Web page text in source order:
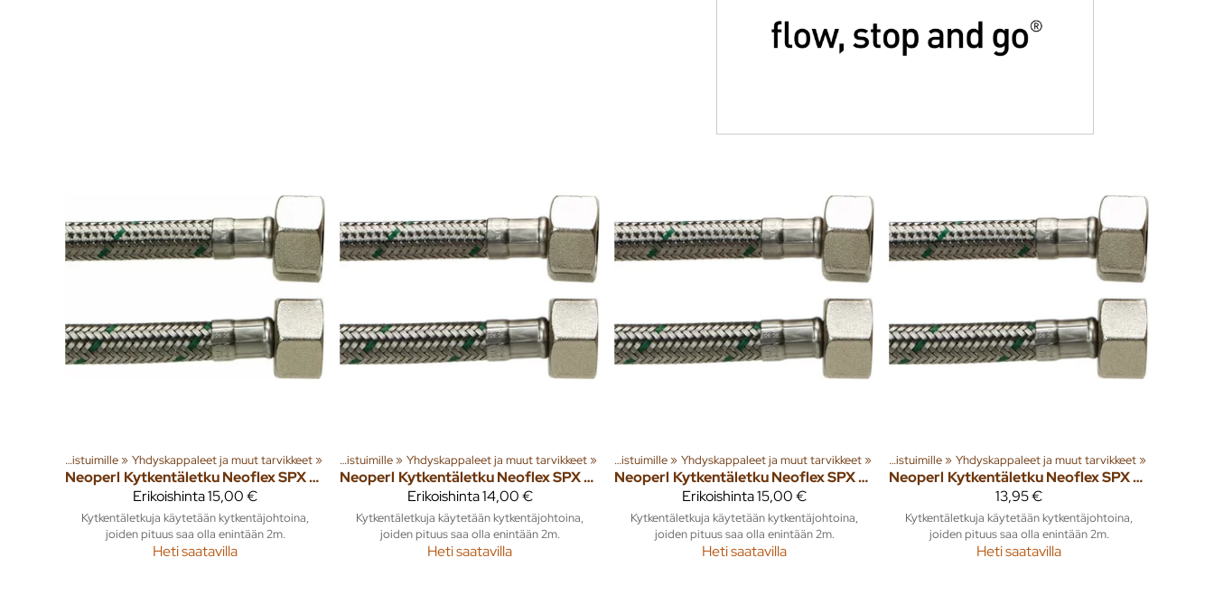
Asennustarvikkeet WC-istuimille‪» Yhdyskappaleet ja muut tarvikkeet‪»
Neoperl
Kytkentäletku Neoflex SPX DN8 1/2" x 1/2" SK 1000mm
Erikoishinta15,00 €
Kytkentäletkuja käytetään kytkentäjohtoina,
joiden pituus saa olla enintään 2m.
Heti saatavilla
ja wc‪»WC-istuimet ja tarvikkeet‪» Asennustarvikkeet WC-istuimille‪» Yhdyskappaleet ja muut tarvikkeet‪»
Neoperl
Kytkentäletku Neoflex SPX DN8 1/2" x 1/2" SK 500mm
Erikoishinta14,00 €
Kytkentäletkuja käytetään kytkentäjohtoina,
joiden pituus saa olla enintään 2m.
Heti saatavilla
Tuoteryhmiä ja tuotteita‪»Sisusta‪»Kylpyhuone ja wc‪»WC-istuimet ja tarvikkeet‪» Asennustarvikkeet WC-istuimille‪» Yhdyskappaleet ja muut tarvikkeet‪»
Neoperl
Kytkentäletku Neoflex SPX DN8 1/2" x 1/2" SK 700mm
Erikoishinta15,00 €
Kytkentäletkuja käytetään kytkentäjohtoina,
joiden pituus saa olla enintään 2m.
Heti saatavilla
Tuoteryhmiä ja tuotteita‪»Sisusta‪»Kylpyhuone ja wc‪»WC-istuimet ja tarvikkeet‪» Asennustarvikkeet WC-istuimille‪» Yhdyskappaleet ja muut tarvikkeet‪»
Neoperl
Kytkentäletku Neoflex SPX DN8 1/2" x 200mm SK
13,95 €
Kytkentäletkuja käytetään kytkentäjohtoina,
joiden pituus saa olla enintään 2m.
Heti saatavilla